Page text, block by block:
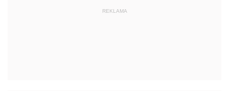
REKLAMA